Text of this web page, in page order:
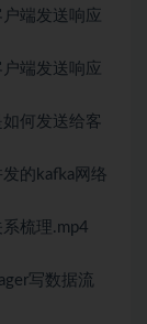
端发送响应
端发送响应
何发送给客
的kafka网络
梳理.mp4
写数据流